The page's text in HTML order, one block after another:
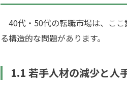
40代・50代の転職市場は、こ
る構造的な問題があります。
1.1 若手人材の減少と人